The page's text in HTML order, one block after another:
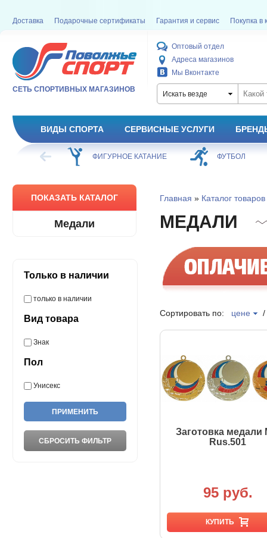
Доставка Подарочные сертификаты Гарантия и сервис Покупка в
СЕТЬ СПОРТИВНЫХ МАГАЗИНОВ
Оптовый отдел
Адреса магазинов
Мы Вконтакте
Искать везде
ВИДЫ СПОРТА СЕРВИСНЫЕ УСЛУГИ
КАТАНИЕ ФУТБОЛ БАСКЕТБОЛ
ПОКАЗАТЬ КАТАЛОГ
Медали
Только в наличии
только в наличии
Вид товара
Знак
Пол
Унисекс
Главная » Каталог товаров
МЕДАЛИ
Сортировать по: цене
Заготовка медали
Rus.501
95 руб.
КУПИТЬ